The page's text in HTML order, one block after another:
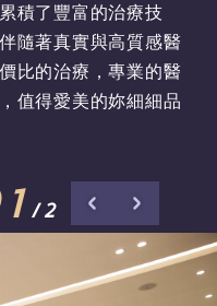
積了豐富的治療技
隨著真實與高質感醫
比的治療，專業的醫
值得愛美的妳細細品
/2